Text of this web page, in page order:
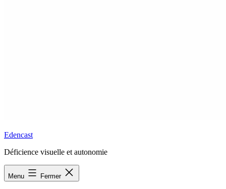
Edencast
Déficience visuelle et autonomie
Menu Fermer